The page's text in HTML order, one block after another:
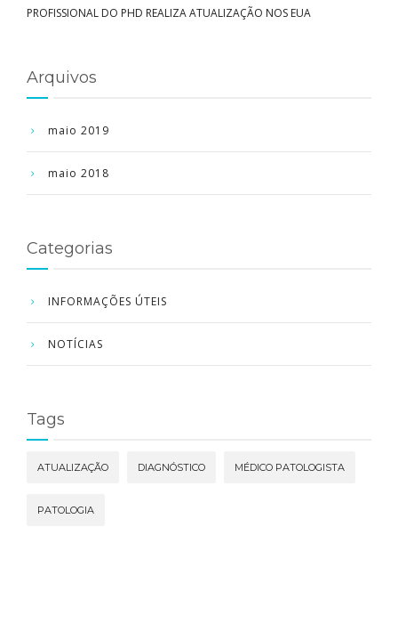
PROFISSIONAL DO PHD REALIZA ATUALIZAÇÃO NOS EUA
Arquivos
maio 2019
maio 2018
Categorias
INFORMAÇÕES ÚTEIS
NOTÍCIAS
Tags
ATUALIZAÇÃO DIAGNÓSTICO MÉDICO PATOLOGISTA
PATOLOGIA